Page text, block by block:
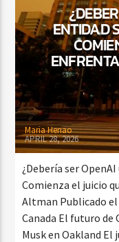
ENTIDAD
Maria Henao
APRIL 28, 2026
¿Debería ser
Comienza el juicio
Altman Publicado el
Canada El futuro
Musk en Oakland El